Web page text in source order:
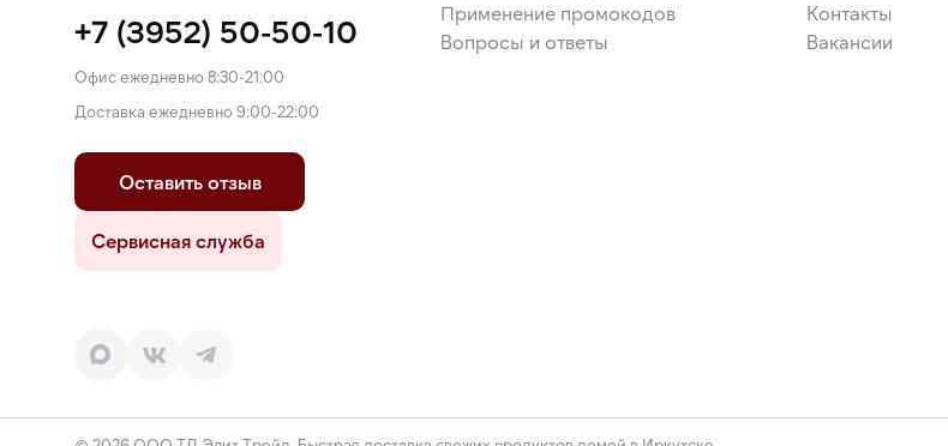
+7 (3952) 50-50-10
Офис ежедневно 8:30-21:00
Доставка ежедневно 9:00-22:00
Оставить отзыв
Сервисная служба
Применение промокодов
Вопросы и ответы
Контакты
Вакансии